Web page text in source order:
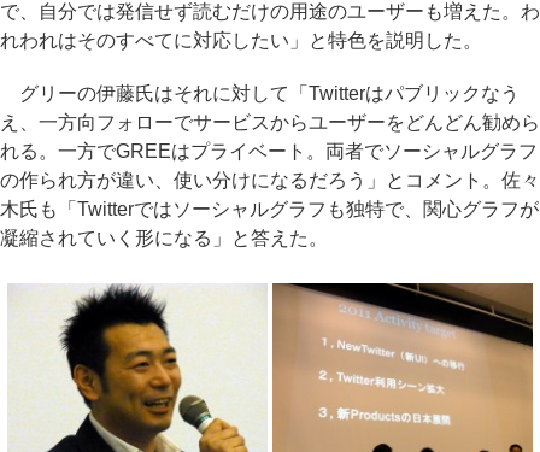
で、自分では発信せず読むだけの用途のユーザーも増えた。わ
れわれはそのすべてに対応したい」と特色を説明した。
グリーの伊藤氏はそれに対して「Twitterはパブリックなう
え、一方向フォローでサービスからユーザーをどんどん勧めら
れる。一方でGREEはプライベート。両者でソーシャルグラフ
の作られ方が違い、使い分けになるだろう」とコメント。佐々
木氏も「Twitterではソーシャルグラフも独特で、関心グラフが
凝縮されていく形になる」と答えた。